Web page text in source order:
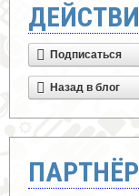
Подписаться
Назад в блог